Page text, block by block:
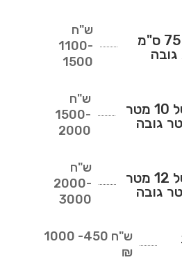
גיזום עץ של 750 ס"מ
ש"ח
1100-
1500
גיזום של עץ של 10 מטר
ש"ח
1500-
2000
גיזום של עץ של 12 מטר
ש"ח
2000-
3000
ש"ח
450- 1000
₪